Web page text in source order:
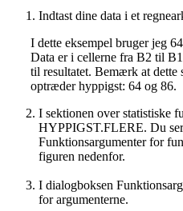
Indtast dine data i et
I dette eksempel bruger jeg
Data er i cellerne fra B2 til
til resultatet. Bemærk at
optræder hyppigst: 64 og 86.
I sektionen over statistiske
HYPPIGST.FLERE. Du
Funktionsargumenter for
figuren nedenfor.
I dialogboksen
for argumenterne.